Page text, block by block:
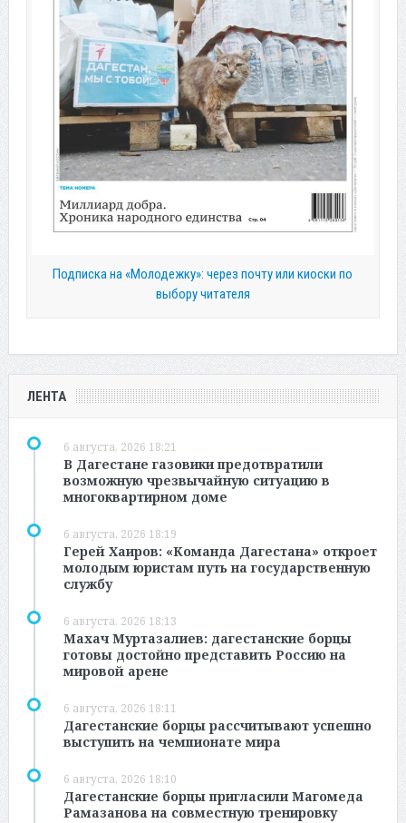
Подписка на «Молодежку»: через почту или киоски по
выбору читателя
ЛЕНТА
6 августа, 2026 18:21
В Дагестане газовики предотвратили
возможную чрезвычайную ситуацию в
многоквартирном доме
6 августа, 2026 18:19
Герей Хаиров: «Команда Дагестана» откроет
молодым юристам путь на государственную
службу
6 августа, 2026 18:13
Махач Муртазалиев: дагестанские борцы
готовы достойно представить Россию на
мировой арене
6 августа, 2026 18:11
Дагестанские борцы рассчитывают успешно
выступить на чемпионате мира
6 августа, 2026 18:10
Дагестанские борцы пригласили Магомеда
Рамазанова на совместную тренировку